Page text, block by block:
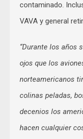
contaminado.
VAVA y general
“Durante los años
ojos que los
norteamericanos
colinas peladas,
decenios los
hacen cualquier